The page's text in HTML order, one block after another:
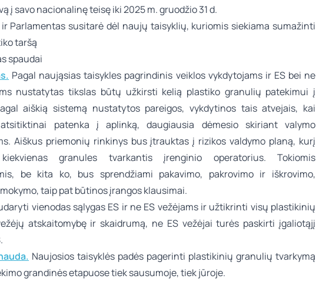
į savo nacionalinę teisę iki 2025 m. gruodžio 31 d.
ir Parlamentas susitarė dėl naujų taisyklių, kuriomis siekiama sumažinti
taršą
spaudai
Pagal naująsias taisykles pagrindinis veiklos vykdytojams ir ES bei ne
nustatytas tikslas būtų užkirsti kelią plastiko granulių patekimui į
aiškią sistemą nustatytos pareigos, vykdytinos tais atvejais, kai
patenka į aplinką, daugiausia dėmesio skiriant valymo
Aiškus priemonių rinkinys bus įtrauktas į rizikos valdymo planą, kurį
granules tvarkantis įrenginio operatorius. Tokiomis
be kita ko, bus sprendžiami pakavimo, pakrovimo ir iškrovimo,
taip pat būtinos įrangos klausimai.
vienodas sąlygas ES ir ne ES vežėjams ir užtikrinti visų plastikinių
atskaitomybę ir skaidrumą, ne ES vežėjai turės paskirti įgaliotąjį
Naujosios taisyklės padės pagerinti plastikinių granulių tvarkymą
grandinės etapuose tiek sausumoje, tiek jūroje.